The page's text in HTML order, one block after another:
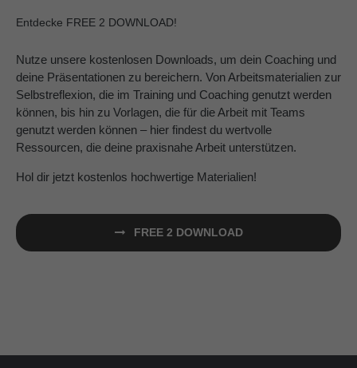
Entdecke FREE 2 DOWNLOAD!
Nutze unsere kostenlosen Downloads, um dein Coaching und
deine Präsentationen zu bereichern. Von Arbeitsmaterialien zur
Selbstreflexion, die im Training und Coaching genutzt werden
können, bis hin zu Vorlagen, die für die Arbeit mit Teams
genutzt werden können – hier findest du wertvolle
Ressourcen, die deine praxisnahe Arbeit unterstützen.
Hol dir jetzt kostenlos hochwertige Materialien!
FREE 2 DOWNLOAD